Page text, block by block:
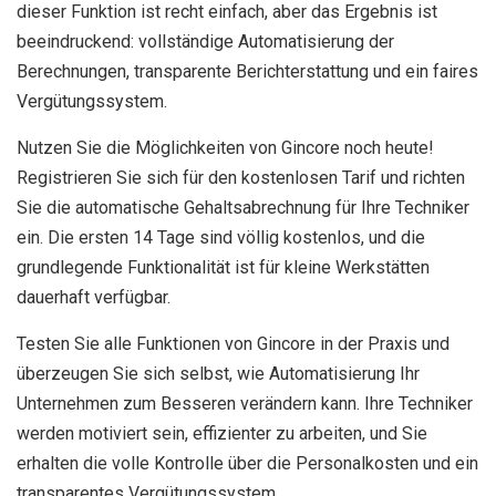
dieser Funktion ist recht einfach, aber das Ergebnis ist
beeindruckend: vollständige Automatisierung der
Berechnungen, transparente Berichterstattung und ein faires
Vergütungssystem.
Nutzen Sie die Möglichkeiten von Gincore noch heute!
Registrieren Sie sich für den kostenlosen Tarif und richten
Sie die automatische Gehaltsabrechnung für Ihre Techniker
ein. Die ersten 14 Tage sind völlig kostenlos, und die
grundlegende Funktionalität ist für kleine Werkstätten
dauerhaft verfügbar.
Testen Sie alle Funktionen von Gincore in der Praxis und
überzeugen Sie sich selbst, wie Automatisierung Ihr
Unternehmen zum Besseren verändern kann. Ihre Techniker
werden motiviert sein, effizienter zu arbeiten, und Sie
erhalten die volle Kontrolle über die Personalkosten und ein